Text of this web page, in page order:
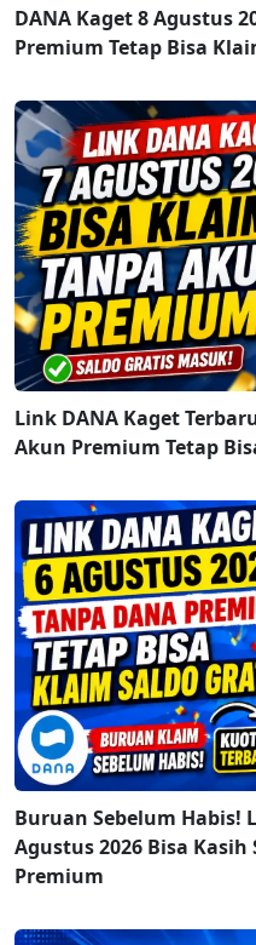
DANA Kaget 8 Agustus
Premium Tetap Bisa
Link DANA Kaget
Akun Premium Tetap
Buruan Sebelum Habis!
Agustus 2026 Bisa Kasih
Premium